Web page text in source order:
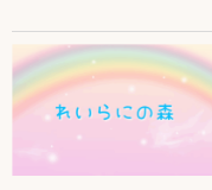
サブコンテンツ